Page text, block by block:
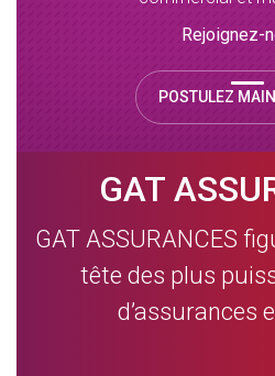
Rejoignez-
POSTULEZ
GAT
GAT ASSURANCES
tête des plus
d’assurances